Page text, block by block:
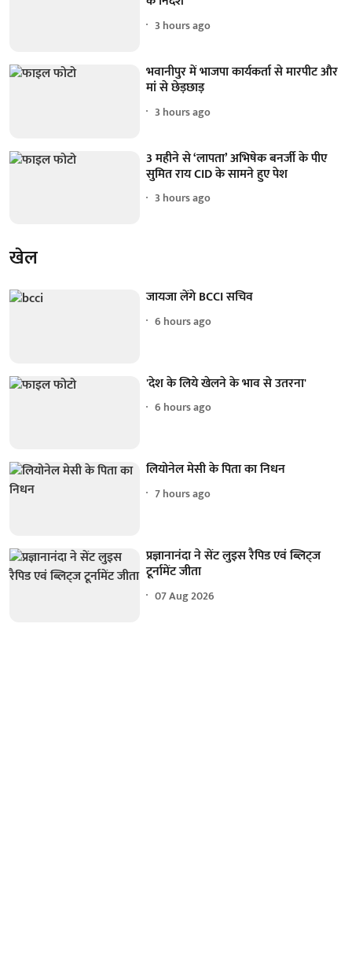
3 hours ago
भवानीपुर में भाजपा कार्यकर्ता से मारपीट और
मां से छेड़छाड़
3 hours ago
3 महीने से ‘लापता’ अभिषेक बनर्जी के पीए
सुमित राय CID के सामने हुए पेश
3 hours ago
खेल
जायजा लेंगे BCCI सचिव
6 hours ago
'देश के लिये खेलने के भाव से उतरना'
6 hours ago
लियोनेल मेसी के पिता का निधन
7 hours ago
प्रज्ञानानंदा ने सेंट लुइस रैपिड एवं ब्लिट्ज
टूर्नामेंट जीता
07 Aug 2026